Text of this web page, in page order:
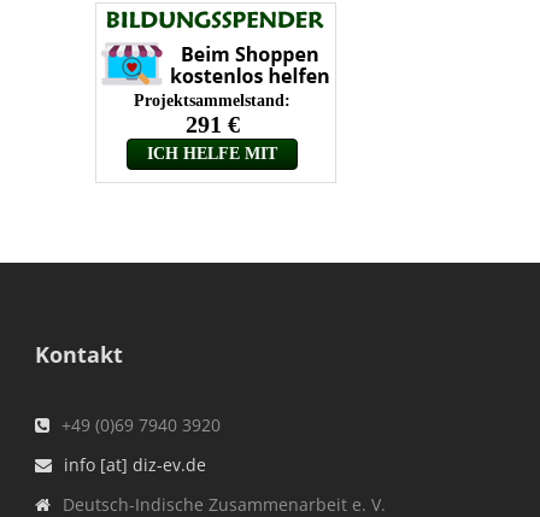
Kontakt
+49 (0)69 7940 3920
info [at] diz-ev.de
Deutsch-Indische Zusammenarbeit e. V.